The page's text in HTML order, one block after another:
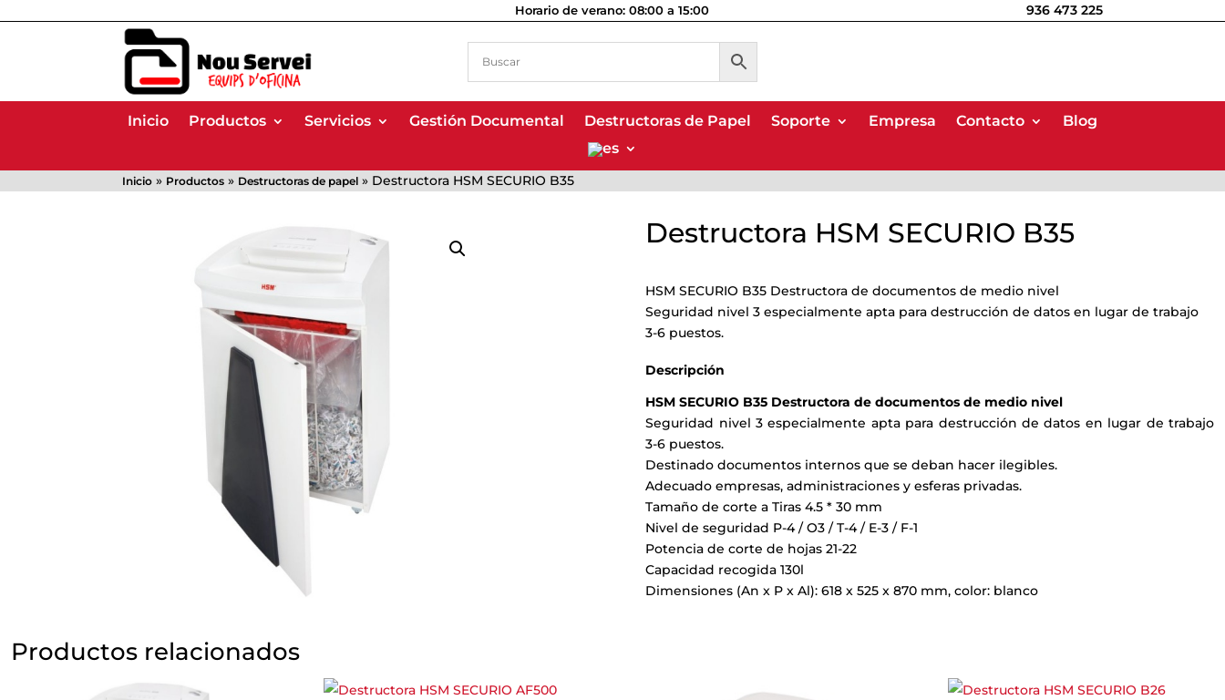
Horario de verano: 08:00 a 15:00 936 473 225
Inicio Productos Servicios Gestión Documental Destructoras de Papel Soporte Empresa Contacto Blog
Inicio Productos Servicios Gestión Documental Destructoras de Papel Soporte Empresa Contacto Blog
Inicio » Productos » Destructoras de papel » Destructora HSM SECURIO B35
Destructora HSM SECURIO B35
HSM SECURIO B35 Destructora de documentos de medio nivel
Seguridad nivel 3 especialmente apta para destrucción de datos en lugar de trabajo
3-6 puestos.
Descripción
HSM SECURIO B35 Destructora de documentos de medio nivel
Seguridad nivel 3 especialmente apta para destrucción de datos en lugar de trabajo
3-6 puestos.
Destinado documentos internos que se deban hacer ilegibles.
Adecuado empresas, administraciones y esferas privadas.
Tamaño de corte a Tiras 4.5 * 30 mm
Nivel de seguridad P-4 / O3 / T-4 / E-3 / F-1
Potencia de corte de hojas 21-22
Capacidad recogida 130l
Dimensiones (An x P x Al): 618 x 525 x 870 mm, color: blanco
Productos relacionados